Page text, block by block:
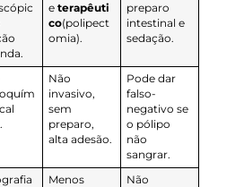
e terapêuti
co(polipect
omia).
preparo
intestinal e
sedação.
Não
invasivo,
sem
preparo,
alta adesão.
Pode dar
falso-
negativo se
o pólipo
não
sangrar.
Menos
Não